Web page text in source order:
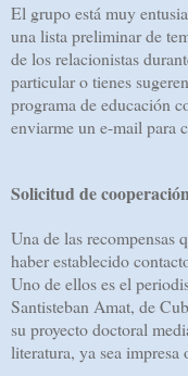
El grupo está muy
una lista preliminar de
de los relacionistas
particular o tienes
programa de educación
enviarme un e-mail para
Solicitud de
Una de las recompensas
haber establecido
Uno de ellos es el
Santisteban Amat, de
su proyecto doctoral
literatura, ya sea impresa